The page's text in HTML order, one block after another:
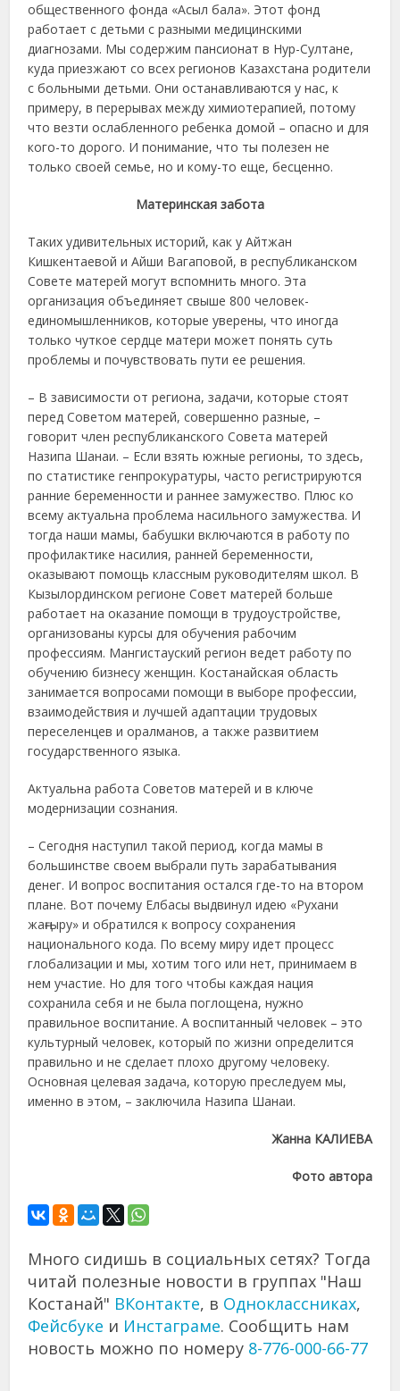
общественного фонда «Асыл бала». Этот фонд
работает с детьми с разными медицинскими
диагнозами. Мы содержим пансионат в Нур-Султане,
куда приезжают со всех регионов Казахстана родители
с больными детьми. Они останавливаются у нас, к
примеру, в перерывах между химиотерапией, потому
что везти ослабленного ребенка домой – опасно и для
кого-то дорого. И понимание, что ты полезен не
только своей семье, но и кому-то еще, бесценно.
Материнская забота
Таких удивительных историй, как у Айтжан
Кишкентаевой и Айши Вагаповой, в республиканском
Совете матерей могут вспомнить много. Эта
организация объединяет свыше 800 человек-
единомышленников, которые уверены, что иногда
только чуткое сердце матери может понять суть
проблемы и почувствовать пути ее решения.
– В зависимости от региона, задачи, которые стоят
перед Советом матерей, совершенно разные, –
говорит член республиканского Совета матерей
Назипа Шанаи. – Если взять южные регионы, то здесь,
по статистике генпрокуратуры, часто регистрируются
ранние беременности и раннее замужество. Плюс ко
всему актуальна проблема насильного замужества. И
тогда наши мамы, бабушки включаются в работу по
профилактике насилия, ранней беременности,
оказывают помощь классным руководителям школ. В
Кызылординском регионе Совет матерей больше
работает на оказание помощи в трудоустройстве,
организованы курсы для обучения рабочим
профессиям. Мангистауский регион ведет работу по
обучению бизнесу женщин. Костанайская область
занимается вопросами помощи в выборе профессии,
взаимодействия и лучшей адаптации трудовых
переселенцев и оралманов, а также развитием
государственного языка.
Актуальна работа Советов матерей и в ключе
модернизации сознания.
– Сегодня наступил такой период, когда мамы в
большинстве своем выбрали путь зарабатывания
денег. И вопрос воспитания остался где-то на втором
плане. Вот почему Елбасы выдвинул идею «Рухани
жаңғыру» и обратился к вопросу сохранения
национального кода. По всему миру идет процесс
глобализации и мы, хотим того или нет, принимаем в
нем участие. Но для того чтобы каждая нация
сохранила себя и не была поглощена, нужно
правильное воспитание. А воспитанный человек – это
культурный человек, который по жизни определится
правильно и не сделает плохо другому человеку.
Основная целевая задача, которую преследуем мы,
именно в этом, – заключила Назипа Шанаи.
Жанна КАЛИЕВА
Фото автора
Много сидишь в социальных сетях? Тогда
читай полезные новости в группах "Наш
Костанай" ВКонтакте, в Одноклассниках,
Фейсбуке и Инстаграме. Сообщить нам
новость можно по номеру 8-776-000-66-77